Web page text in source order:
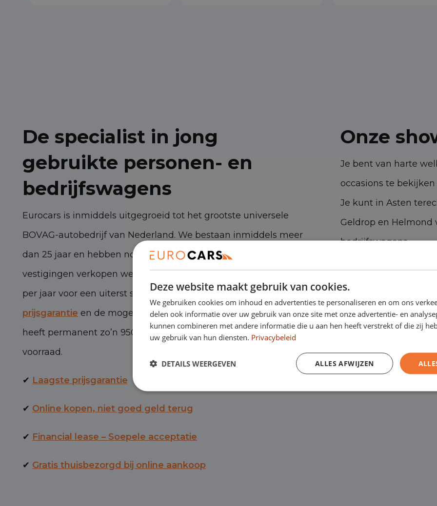
De specialist in jong
gebruikte personen- en
bedrijfswagens
Eurocars is inmiddels uitgegroeid tot het grootste universele
BOVAG-autobedrijf van Nederland. We bestaan inmiddels meer
dan 25 jaar en hebben nog steeds torenhoge ambities. Met onze
vestigingen verkopen we zo’n 3.000 personen- en bedrijfswagens
per jaar voor een uiterst scherpe prijs, met eenlaagste
prijsgarantie en de mogelijkheid van BOVAG-garantie. Eurocars
heeft permanent zo’n 950 personen- en bedrijfswagens op
voorraad.
✔ Laagste prijsgarantie
✔ Online kopen, niet goed geld terug
✔ Financial lease – Soepele acceptatie
✔ Gratis thuisbezorgd bij online aankoop
Onze
Je bent van harte
occasions te
Je kunt in Asten
Geldrop en Helmond
bedrijfswagens.
Havenstraat 28,
Emopad 29, 5663
Varenschut 7,
Van maandag tot en
zaterdag van 09:00
Deze website maakt gebruik van cookies.
We gebruiken cookies om inhoud en advertenties te personaliseren en om ons
delen ook informatie over uw gebruik van onze site met onze advertentie- en
kunnen combineren met andere informatie die u aan hen heeft verstrekt of die zij
uw gebruik van hun diensten. Privacybeleid
ALLES AFWIJZEN
DETAILS WEERGEVEN